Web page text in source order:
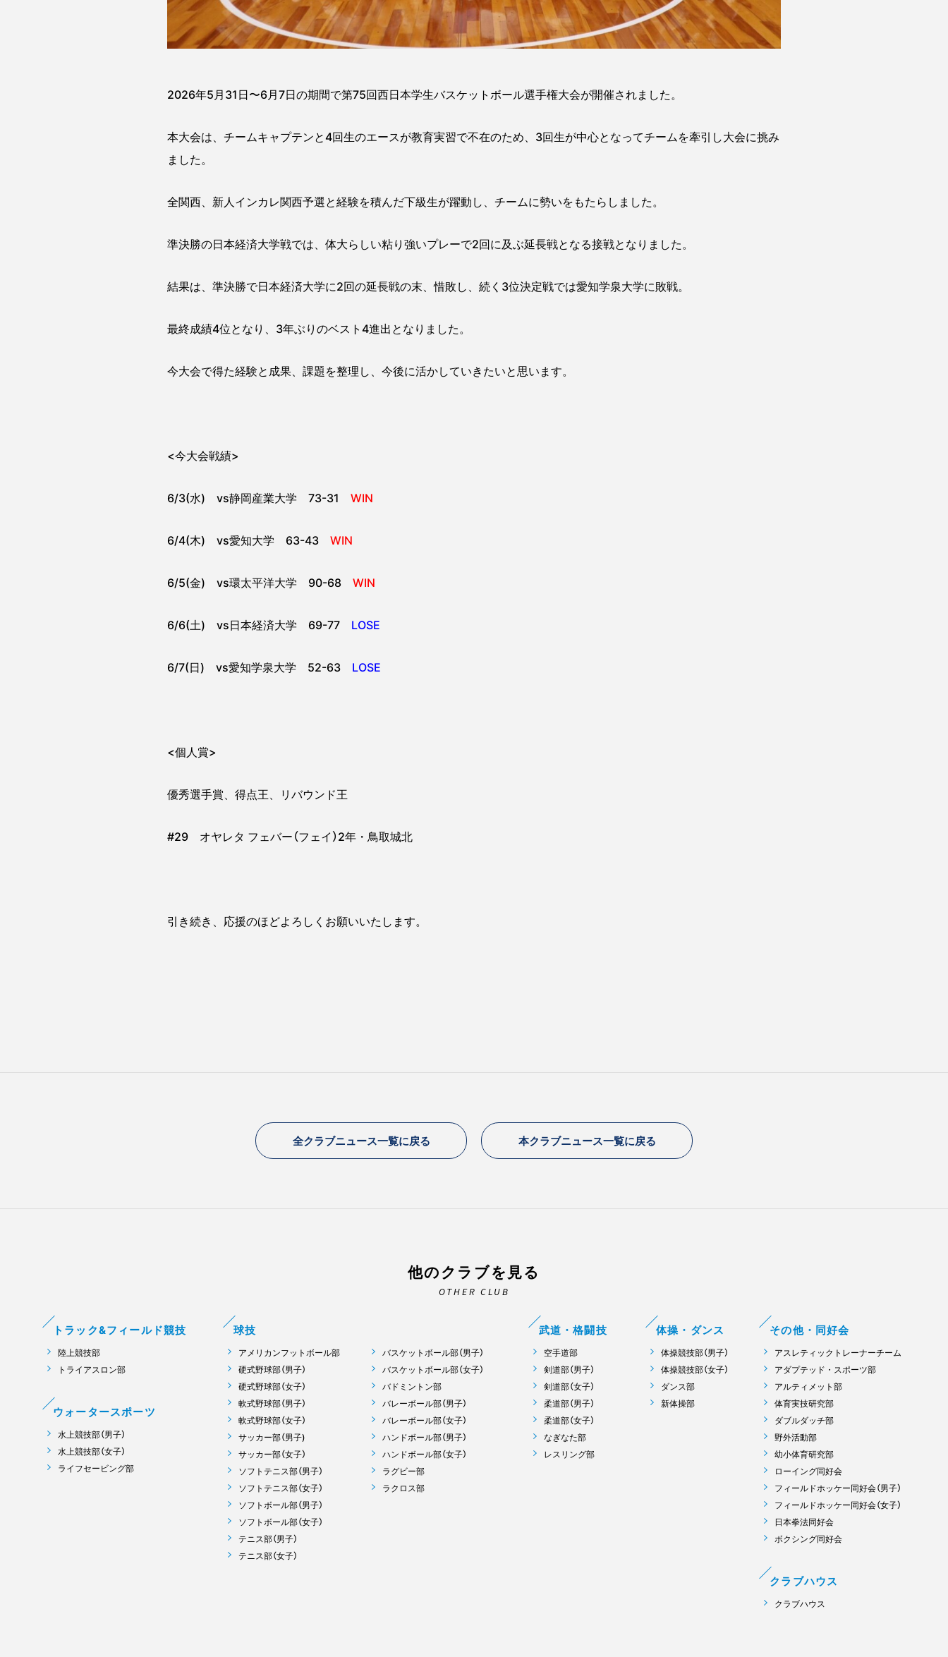
2026年5月31日〜6月7日の期間で第75回西日本学生バスケットボール選手権大会が開催されました。
本大会は、チームキャプテンと4回生のエースが教育実習で不在のため、3回生が中心となってチームを牽引し大会に挑み
ました。
全関西、新人インカレ関西予選と経験を積んだ下級生が躍動し、チームに勢いをもたらしました。
準決勝の日本経済大学戦では、体大らしい粘り強いプレーで2回に及ぶ延長戦となる接戦となりました。
結果は、準決勝で日本経済大学に2回の延長戦の末、惜敗し、続く3位決定戦では愛知学泉大学に敗戦。
最終成績4位となり、3年ぶりのベスト4進出となりました。
今大会で得た経験と成果、課題を整理し、今後に活かしていきたいと思います。
<今大会戦績>
6/3(水) vs静岡産業大学 73-31 WIN
6/4(木) vs愛知大学 63-43 WIN
6/5(金) vs環太平洋大学 90-68 WIN
6/6(土) vs日本経済大学 69-77 LOSE
6/7(日) vs愛知学泉大学 52-63 LOSE
<個人賞>
優秀選手賞、得点王、リバウンド王
#29 オヤレタ フェバー（フェイ）2年・鳥取城北
引き続き、応援のほどよろしくお願いいたします。
全クラブニュース一覧に戻る 本クラブニュース一覧に戻る
他のクラブを見る
OTHER CLUB
トラック&フィールド競技
陸上競技部
トライアスロン部
ウォータースポーツ
水上競技部（男子）
水上競技部（女子）
ライフセービング部
球技
アメリカンフットボール部
硬式野球部（男子）
硬式野球部（女子）
軟式野球部（男子）
軟式野球部（女子）
サッカー部（男子)
サッカー部（女子）
ソフトテニス部（男子）
ソフトテニス部（女子）
ソフトボール部（男子）
ソフトボール部（女子）
テニス部（男子）
テニス部（女子）
バスケットボール部（男子）
バスケットボール部（女子）
バドミントン部
バレーボール部（男子）
バレーボール部（女子）
ハンドボール部（男子）
ハンドボール部（女子）
ラグビー部
ラクロス部
武道・格闘技
空手道部
剣道部（男子）
剣道部（女子）
柔道部（男子）
柔道部（女子）
なぎなた部
レスリング部
体操・ダンス
体操競技部（男子）
体操競技部（女子）
ダンス部
新体操部
その他・同好会
アスレティックトレーナーチーム
アダプテッド・スポーツ部
アルティメット部
体育実技研究部
ダブルダッチ部
野外活動部
幼小体育研究部
ローイング同好会
フィールドホッケー同好会（男子）
フィールドホッケー同好会（女子）
日本拳法同好会
ボクシング同好会
クラブハウス
クラブハウス